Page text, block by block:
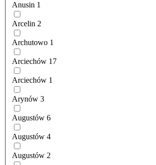
Anusin 1
Arcelin 2
Archutowo 1
Arciechów 17
Arciechów 1
Arynów 3
Augustów 6
Augustów 4
Augustów 2